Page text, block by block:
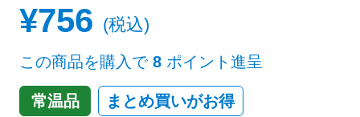
¥756 税込
この商品を購入で 8 ポイント進呈
常温品 まとめ買いがお得